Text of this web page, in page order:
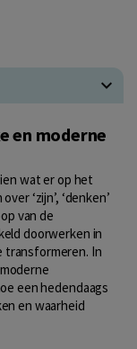
en moderne
wat er op het
‘zijn’, ‘denken’
van de
doorwerken in
transformeren. In
een hedendaags
en waarheid